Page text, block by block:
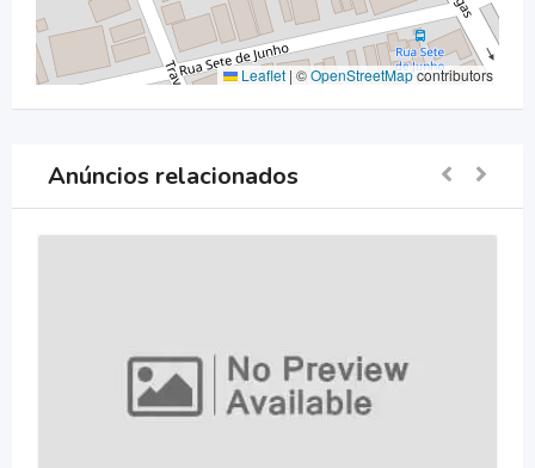
Leaflet | ©OpenStreetMapcontributors
Anúncios relacionados